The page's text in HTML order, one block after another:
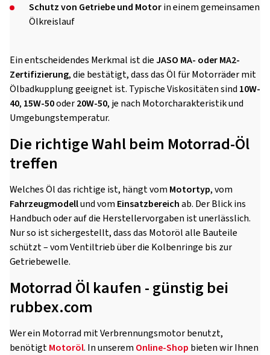
Schutz von Getriebe und Motorin einem gemeinsamen
Ölkreislauf
Ein entscheidendes Merkmal ist dieJASO MA- oder MA2-
Zertifizierung, die bestätigt, dass das Öl für Motorräder mit
Ölbadkupplung geeignet ist. Typische Viskositäten sind 10W-
40, 15W-50oder20W-50, je nach Motorcharakteristik und
Umgebungstemperatur.
Die richtige Wahl beim Motorrad-Öl
treffen
Welches Öl das richtige ist, hängt vom Motortyp, vom
Fahrzeugmodellund vom Einsatzbereichab. Der Blick ins
Handbuch oder auf die Herstellervorgaben ist unerlässlich.
Nur so ist sichergestellt, dass das Motoröl alle Bauteile
schützt – vom Ventiltrieb über die Kolbenringe bis zur
Getriebewelle.
Motorrad Öl kaufen - günstig bei
rubbex.com
Wer ein Motorrad mit Verbrennungsmotor benutzt,
benötigtMotoröl. In unserem Online-Shop bieten wir Ihnen